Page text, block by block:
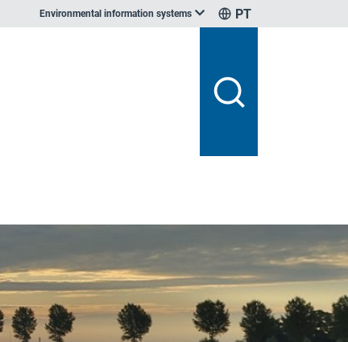
Environmental information systems PT